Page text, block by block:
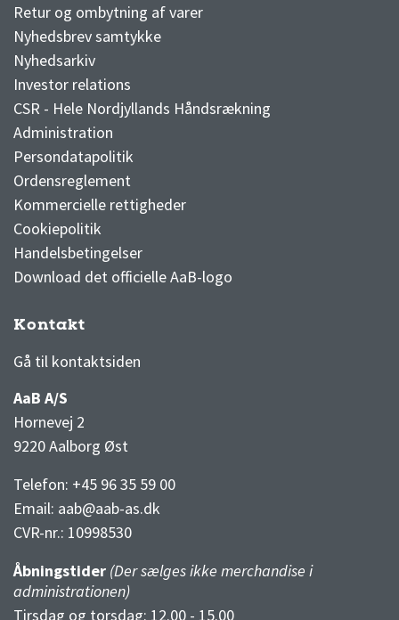
Retur og ombytning af varer
Nyhedsbrev samtykke
Nyhedsarkiv
Investor relations
CSR - Hele Nordjyllands Håndsrækning
Administration
Persondatapolitik
Ordensreglement
Kommercielle rettigheder
Cookiepolitik
Handelsbetingelser
Download det officielle AaB-logo
Kontakt
Gå til kontaktsiden
AaB A/S
Hornevej 2
9220 Aalborg Øst
Telefon: +45 96 35 59 00
Email: aab@aab-as.dk
CVR-nr.: 10998530
Åbningstider (Der sælges ikke merchandise i
administrationen)
Tirsdag og torsdag: 12.00 - 15.00